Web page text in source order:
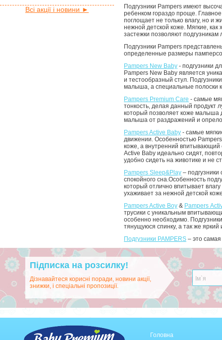
Всі акції і новини ►
Подгузники Pampers имеют
ребенком гораздо проще.
поглощает не только влагу, но и
нежной детской коже. Мягкие,
застежки позволяют
Подгузники Pampers
определенные размеры
Pampers New Baby - подгузники
Pampers New Baby является
и тестообразный стул.
малыша, а специальные полоски
Pampers Premium Care - самые
тонкость, делая данный продукт
который позволяет коже малыша
малыша от раздражений и
Pampers Active Baby - самые
движении. Особенностью
коже, а внутренний впитывающий
Active Baby идеально сидят,
удобно сидеть на животике и не
Pampers Sleep&Play –
спокойного сна.Особенность
который отлично впитывает
ухаживает за нежной детской
Pampers Active Boy & Pampers
трусики с уникальным
особенно необходимо.
тянущуюся спинку, а так же
Подгузники PAMPERS – это
Підписка на розсилку!
Дізнавайтеся корисні поради, новини акції,
знижки, і спеціальні пропозиції.
Головна